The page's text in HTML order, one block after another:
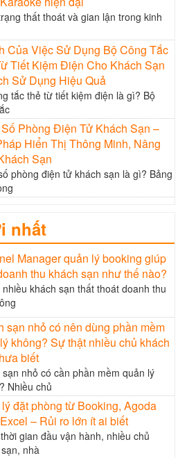
thất thoát và gian lận trong kinh
Của Việc Sử Dụng Bộ Công Tắc
Tiết Kiệm Điện Cho Khách Sạn
Sử Dụng Hiệu Quả
tắc thẻ từ tiết kiệm điện là gì? Bộ
Phòng Điện Tử Khách Sạn –
Hiển Thị Thông Minh, Nâng
Sạn
phòng điện tử khách sạn là gì? Bảng
nhất
Manager quản lý booking giúp
thu khách sạn như thế nào?
khách sạn thất thoát doanh thu
sạn nhỏ có nên dùng phần mềm
không? Sự thật nhiều chủ khách
biết
sạn nhỏ có cần phần mềm quản lý
Nhiều chủ
đặt phòng từ Booking, Agoda
– Rủi ro lớn ít ai biết
gian đầu vận hành, nhiều chủ
nhà